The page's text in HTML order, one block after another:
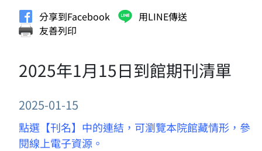
分享到Facebook
用LINE傳送
友善列印
2025年1月15日到館期刊清單
2025-01-15
點選【刊名】中的連結，可瀏覽本院館藏情形，參
閱線上電子資源。